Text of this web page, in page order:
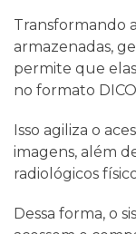
Transformando
armazenadas,
permite que
no formato
Isso agiliza o
imagens, além
radiológicos
Dessa forma, o